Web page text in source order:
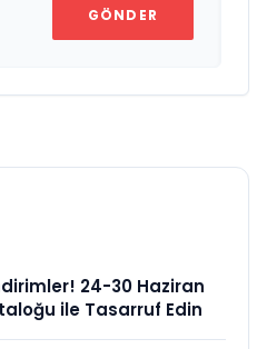
GÖNDER
24-30 Haziran
ile Tasarruf Edin